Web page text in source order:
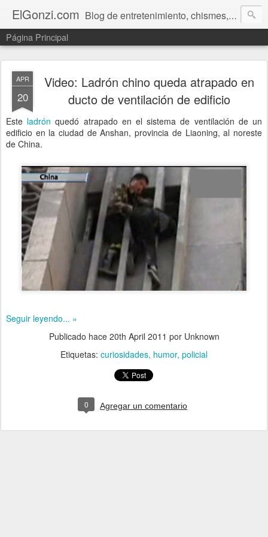
ElGonzi.com Blog de entretenimiento, chismes, humor, farándula, curiosidades, ovnis, noticias calientes, fotos, videos, paranormal y ¡más!
Página Principal
APR
20
Video: Ladrón chino queda atrapado en
ducto de ventilación de edificio
Este ladrón quedó atrapado en el sistema de ventilación de un
edificio en la ciudad de Anshan, provincia de Liaoning, al noreste
de China.
Seguir leyendo... »
Publicado hace 20th April 2011 por Unknown
Etiquetas: curiosidades humor policial
0 Agregar un comentario